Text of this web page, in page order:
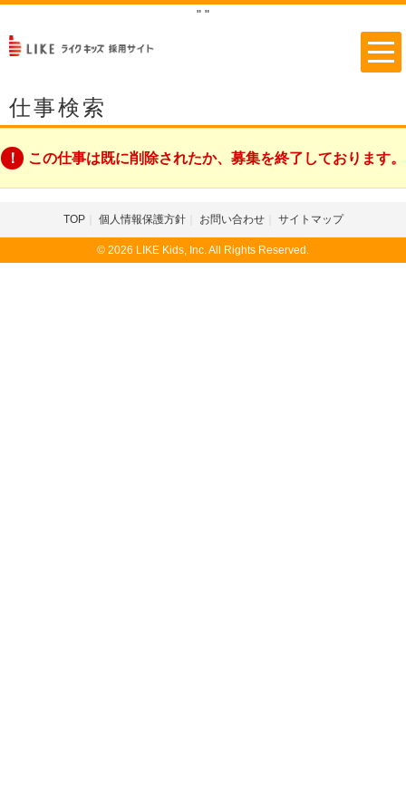
" "
仕事検索
この仕事は既に削除されたか、募集を終了しております。
TOP 個人情報保護方針 お問い合わせ サイトマップ
© 2026 LIKE Kids, Inc. All Rights Reserved.